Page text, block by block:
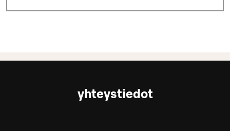
yhteystiedot